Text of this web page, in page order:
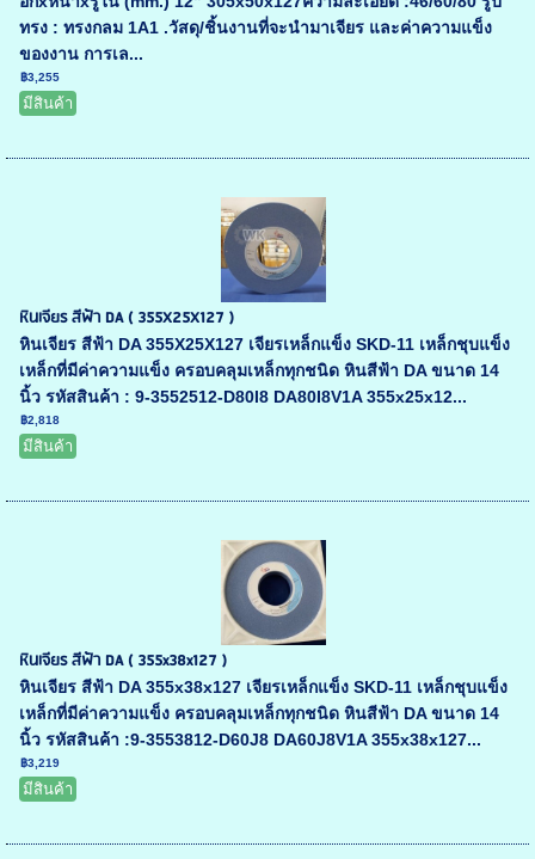
ทรง : ทรงกลม 1A1 .วัสดุ/ชิ้นงานที่จะนำมาเจียร และค่าความแข็ง
ของงาน การเล...
฿3,255
มีสินค้า
หินเจียร สีฟ้า DA ( 355X25X127 )
หินเจียร สีฟ้า DA 355X25X127 เจียรเหล็กแข็ง SKD-11 เหล็กชุบแข็ง
เหล็กที่มีค่าความแข็ง ครอบคลุมเหล็กทุกชนิด หินสีฟ้า DA ขนาด 14
นิ้ว รหัสสินค้า : 9-3552512-D80I8 DA80I8V1A 355x25x12...
฿2,818
มีสินค้า
หินเจียร สีฟ้า DA ( 355x38x127 )
หินเจียร สีฟ้า DA 355x38x127 เจียรเหล็กแข็ง SKD-11 เหล็กชุบแข็ง
เหล็กที่มีค่าความแข็ง ครอบคลุมเหล็กทุกชนิด หินสีฟ้า DA ขนาด 14
นิ้ว รหัสสินค้า :9-3553812-D60J8 DA60J8V1A 355x38x127...
฿3,219
มีสินค้า